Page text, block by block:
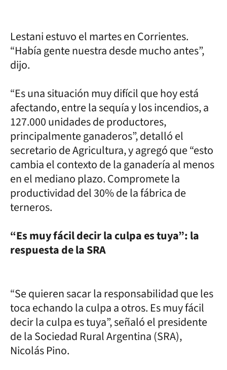
Lestani estuvo el martes en Corrientes.
“Había gente nuestra desde mucho antes”,
dijo.
“Es una situación muy difícil que hoy está
afectando, entre la sequía y los incendios, a
127.000 unidades de productores,
principalmente ganaderos”, detalló el
secretario de Agricultura, y agregó que “esto
cambia el contexto de la ganadería al menos
en el mediano plazo. Compromete la
productividad del 30% de la fábrica de
terneros.
“Es muy fácil decir la culpa es tuya”: la
respuesta de la SRA
“Se quieren sacar la responsabilidad que les
toca echando la culpa a otros. Es muy fácil
decir la culpa es tuya”, señaló el presidente
de la Sociedad Rural Argentina (SRA),
Nicolás Pino.